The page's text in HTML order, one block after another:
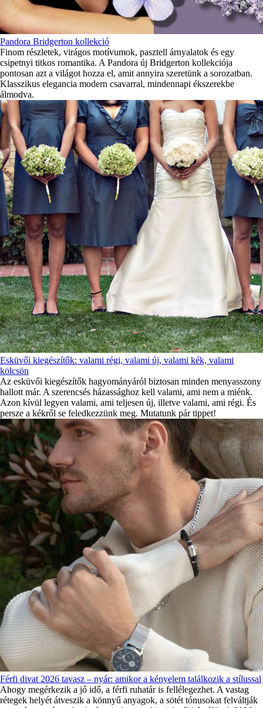
Pandora Bridgerton kollekció
Finom részletek, virágos motívumok, pasztell árnyalatok és egy
csipetnyi titkos romantika. A Pandora új Bridgerton kollekciója
pontosan azt a világot hozza el, amit annyira szeretünk a sorozatban.
Klasszikus elegancia modern csavarral, mindennapi ékszerekbe
álmodva.
Esküvői kiegészítők: valami régi, valami új, valami kék, valami
kölcsön
Az esküvői kiegészítők hagyományáról biztosan minden menyasszony
hallott már. A szerencsés házassághoz kell valami, ami nem a miénk.
Azon kívül legyen valami, ami teljesen új, illetve valami, ami régi. És
persze a kékről se feledkezzünk meg. Mutatunk pár tippet!
Férfi divat 2026 tavasz – nyár: amikor a kényelem találkozik a stílussal
Ahogy megérkezik a jó idő, a férfi ruhatár is fellélegezhet. A vastag
rétegek helyét átveszik a könnyű anyagok, a sötét tónusokat felváltják